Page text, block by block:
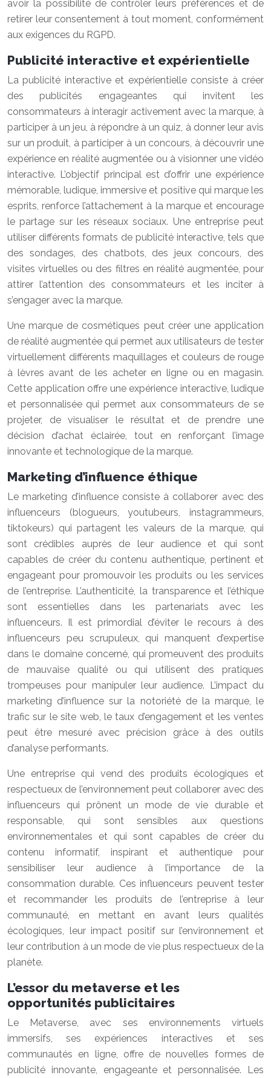
avoir la possibilité de contrôler leurs préférences et de
retirer leur consentement à tout moment, conformément
aux exigences du RGPD.
Publicité interactive et expérientielle
La publicité interactive et expérientielle consiste à créer
des publicités engageantes qui invitent les
consommateurs à interagir activement avec la marque, à
participer à un jeu, à répondre à un quiz, à donner leur avis
sur un produit, à participer à un concours, à découvrir une
expérience en réalité augmentée ou à visionner une vidéo
interactive. L’objectif principal est d’offrir une expérience
mémorable, ludique, immersive et positive qui marque les
esprits, renforce l’attachement à la marque et encourage
le partage sur les réseaux sociaux. Une entreprise peut
utiliser différents formats de publicité interactive, tels que
des sondages, des chatbots, des jeux concours, des
visites virtuelles ou des filtres en réalité augmentée, pour
attirer l’attention des consommateurs et les inciter à
s’engager avec la marque.
Une marque de cosmétiques peut créer une application
de réalité augmentée qui permet aux utilisateurs de tester
virtuellement différents maquillages et couleurs de rouge
à lèvres avant de les acheter en ligne ou en magasin.
Cette application offre une expérience interactive, ludique
et personnalisée qui permet aux consommateurs de se
projeter, de visualiser le résultat et de prendre une
décision d’achat éclairée, tout en renforçant l’image
innovante et technologique de la marque.
Marketing d’influence éthique
Le marketing d’influence consiste à collaborer avec des
influenceurs (blogueurs, youtubeurs, instagrammeurs,
tiktokeurs) qui partagent les valeurs de la marque, qui
sont crédibles auprès de leur audience et qui sont
capables de créer du contenu authentique, pertinent et
engageant pour promouvoir les produits ou les services
de l’entreprise. L’authenticité, la transparence et l’éthique
sont essentielles dans les partenariats avec les
influenceurs. Il est primordial d’éviter le recours à des
influenceurs peu scrupuleux, qui manquent d’expertise
dans le domaine concerné, qui promeuvent des produits
de mauvaise qualité ou qui utilisent des pratiques
trompeuses pour manipuler leur audience. L’impact du
marketing d’influence sur la notoriété de la marque, le
trafic sur le site web, le taux d’engagement et les ventes
peut être mesuré avec précision grâce à des outils
d’analyse performants.
Une entreprise qui vend des produits écologiques et
respectueux de l’environnement peut collaborer avec des
influenceurs qui prônent un mode de vie durable et
responsable, qui sont sensibles aux questions
environnementales et qui sont capables de créer du
contenu informatif, inspirant et authentique pour
sensibiliser leur audience à l’importance de la
consommation durable. Ces influenceurs peuvent tester
et recommander les produits de l’entreprise à leur
communauté, en mettant en avant leurs qualités
écologiques, leur impact positif sur l’environnement et
leur contribution à un mode de vie plus respectueux de la
planète.
L’essor du metaverse et les
opportunités publicitaires
Le Metaverse, avec ses environnements virtuels
immersifs, ses expériences interactives et ses
communautés en ligne, offre de nouvelles formes de
publicité innovante, engageante et personnalisée. Les